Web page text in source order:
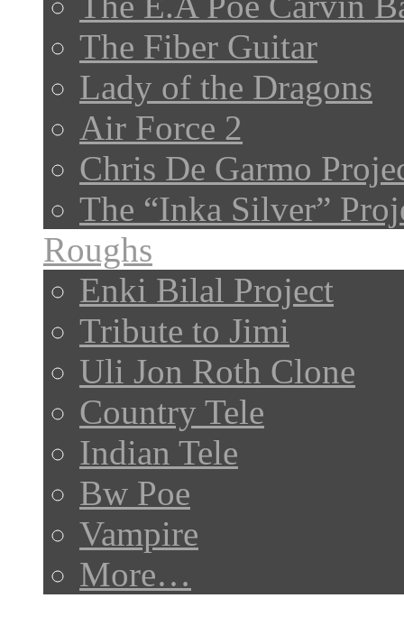
The Fiber Guitar
Lady of the Dragons
Air Force 2
Chris De Garmo
The “Inka Silver”
Roughs
Enki Bilal Project
Tribute to Jimi
Uli Jon Roth Clone
Country Tele
Indian Tele
Bw Poe
Vampire
More…